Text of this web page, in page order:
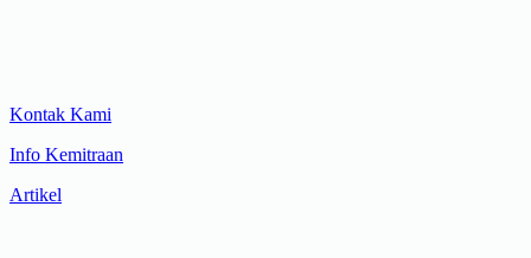
Kontak Kami
Info Kemitraan
Artikel